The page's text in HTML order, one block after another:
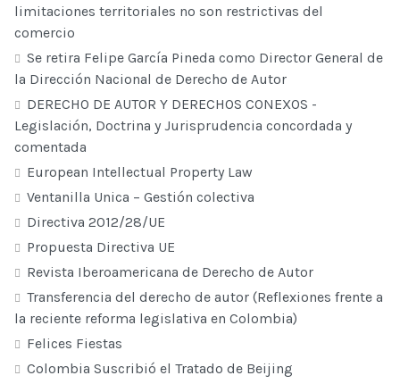
limitaciones territoriales no son restrictivas del
comercio
Se retira Felipe García Pineda como Director General de
la Dirección Nacional de Derecho de Autor
DERECHO DE AUTOR Y DERECHOS CONEXOS -
Legislación, Doctrina y Jurisprudencia concordada y
comentada
European Intellectual Property Law
Ventanilla Unica – Gestión colectiva
Directiva 2012/28/UE
Propuesta Directiva UE
Revista Iberoamericana de Derecho de Autor
Transferencia del derecho de autor (Reflexiones frente a
la reciente reforma legislativa en Colombia)
Felices Fiestas
Colombia Suscribió el Tratado de Beijing